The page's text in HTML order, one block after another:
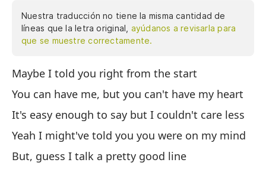
Nuestra traducción no tiene la misma cantidad de
líneas que la letra original, ayúdanos a revisarla para
que se muestre correctamente.
Maybe I told you right from the start
You can have me, but you can't have my heart
It's easy enough to say but I couldn't care less
Yeah I might've told you you were on my mind
But, guess I talk a pretty good line